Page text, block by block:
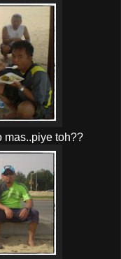
mas..piye toh??